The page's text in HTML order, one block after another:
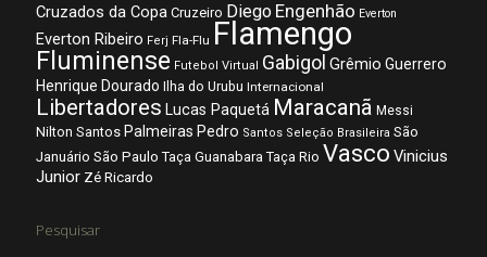
Cruzados da Copa Cruzeiro Diego Engenhão Everton
Everton Ribeiro Ferj Fla-Flu Flamengo
Fluminense Futebol Virtual Gabigol Grêmio Guerrero
Henrique Dourado Ilha do Urubu Internacional
Libertadores Lucas Paquetá Maracanã Messi
Nilton Santos Palmeiras Pedro Santos Seleção Brasileira São
Januário São Paulo Taça Guanabara Taça Rio Vasco Vinicius
Junior Zé Ricardo
Pesquisar